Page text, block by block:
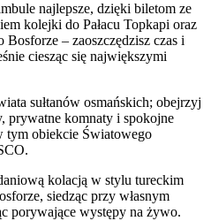
najlepsze, dzięki biletom ze
kolejki do Pałacu Topkapi oraz
Bosforze – zaoszczędzisz czas i
ciesząc się największymi
sułtanów osmańskich; obejrzyj
prywatne komnaty i spokojne
tym obiekcie Światowego
kolacją w stylu tureckim
siedząc przy własnym
porywające występy na żywo.